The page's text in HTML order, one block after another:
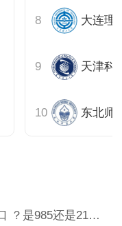
天津科
东北师
南昌大学研究生官网招生网入口 ？是985还是211？